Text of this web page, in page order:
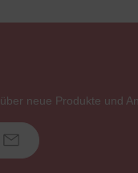
neue Produkte und